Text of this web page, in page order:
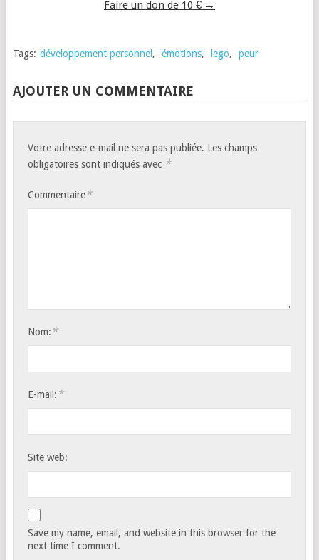
Faire un don de 10 € →
Tags: développement personnel , émotions, lego, peur
AJOUTER UN COMMENTAIRE
Votre adresse e-mail ne sera pas publiée. Les champs
obligatoires sont indiqués avec *
Commentaire*
Nom: *
E-mail: *
Site web:
Save my name, email, and website in this browser for the
next time I comment.